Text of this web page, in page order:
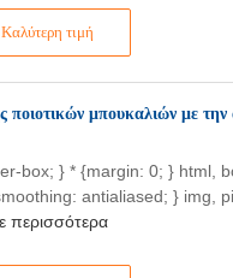
Καλύτερη τιμή
μπουκαλιών με την
box; } * {margin: 0; } html,
antialiased; } img,
περισσότερα